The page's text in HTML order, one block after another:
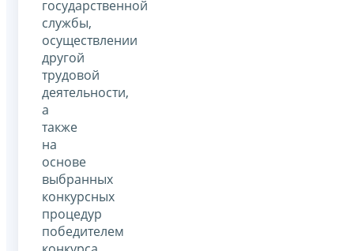
государственной
службы,
осуществлении
другой
трудовой
деятельности,
а
также
на
основе
выбранных
конкурсных
процедур
победителем